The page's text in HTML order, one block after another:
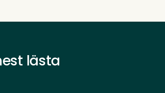
lästa